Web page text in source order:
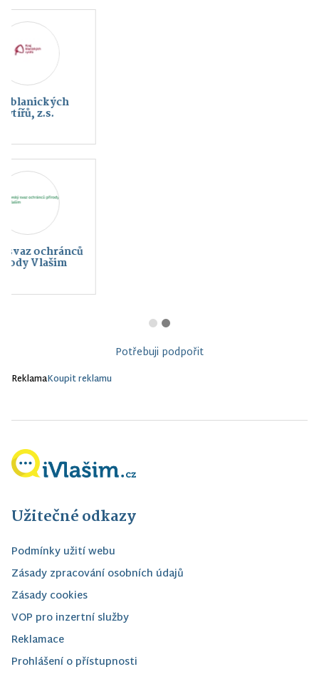
HC Rytíři Vlašim
Potřebuji podpořit
ReklamaKoupit reklamu
Užitečné odkazy
Podmínky užití webu
Zásady zpracování osobních údajů
Zásady cookies
VOP pro inzertní služby
Reklamace
Prohlášení o přístupnosti